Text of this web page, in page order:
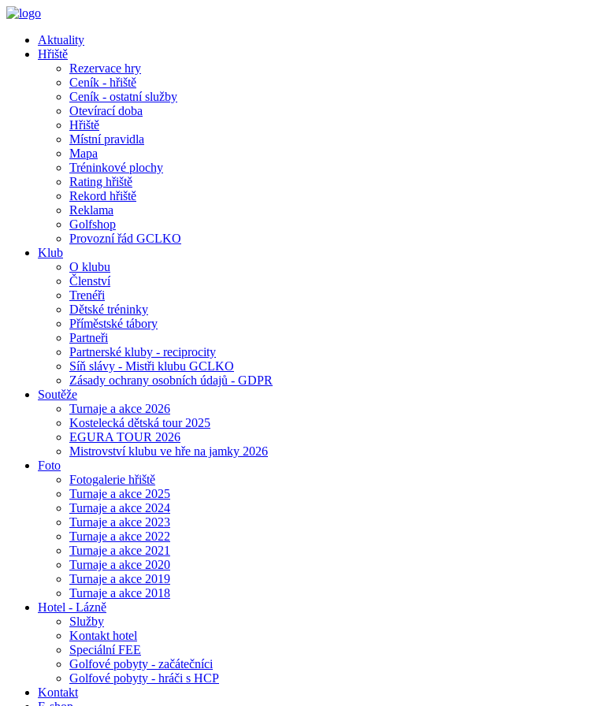
Aktuality
Hřiště
Rezervace hry
Ceník - hřiště
Ceník - ostatní služby
Otevírací doba
Hřiště
Místní pravidla
Mapa
Tréninkové plochy
Rating hřiště
Rekord hřiště
Reklama
Golfshop
Provozní řád GCLKO
Klub
O klubu
Členství
Trenéři
Dětské tréninky
Příměstské tábory
Partneři
Partnerské kluby - reciprocity
Síň slávy - Mistři klubu GCLKO
Zásady ochrany osobních údajů - GDPR
Soutěže
Turnaje a akce 2026
Kostelecká dětská tour 2025
EGURA TOUR 2026
Mistrovství klubu ve hře na jamky 2026
Foto
Fotogalerie hřiště
Turnaje a akce 2025
Turnaje a akce 2024
Turnaje a akce 2023
Turnaje a akce 2022
Turnaje a akce 2021
Turnaje a akce 2020
Turnaje a akce 2019
Turnaje a akce 2018
Hotel - Lázně
Služby
Kontakt hotel
Speciální FEE
Golfové pobyty - začátečníci
Golfové pobyty - hráči s HCP
Kontakt